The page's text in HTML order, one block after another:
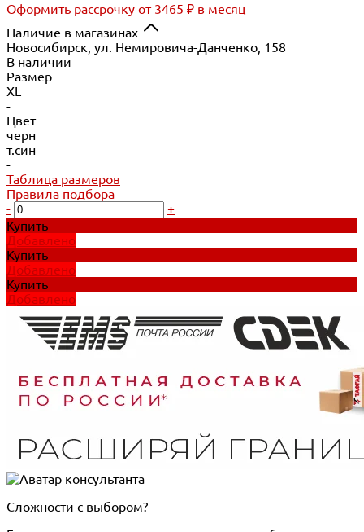
Оформить рассрочку от 3465 ₽ в месяц
Наличие в магазинах
Новосибирск, ул. Немировича-Данченко, 158
В наличии
Размер
XL
-
Цвет
черн
т.син
-
Таблица размеров
Правила подбора
-
+
Купить
Добавлено
Купить
Добавлено
Купить
Добавлено
Сложности с выбором?